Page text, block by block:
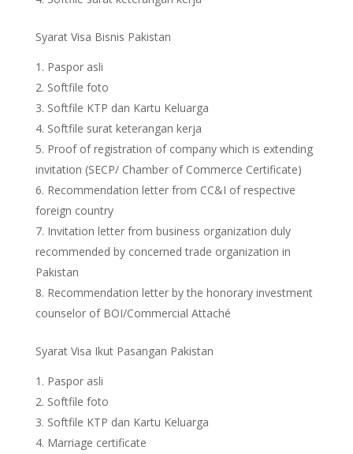
Syarat Visa Bisnis Pakistan
Paspor asli
Softfile foto
Softfile KTP dan Kartu Keluarga
Softfile surat keterangan kerja
Proof of registration of company which is extending
invitation (SECP/ Chamber of Commerce Certificate)
Recommendation letter from CC&I of respective
foreign country
Invitation letter from business organization duly
recommended by concerned trade organization in
Pakistan
Recommendation letter by the honorary investment
counselor of BOI/Commercial Attaché
Syarat Visa Ikut Pasangan Pakistan
Paspor asli
Softfile foto
Softfile KTP dan Kartu Keluarga
Marriage certificate